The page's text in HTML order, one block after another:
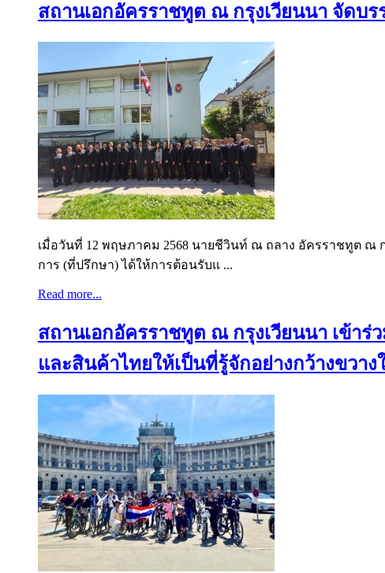
สถานเอกอัครราชทูต ณ กรุงเวียนนา จัดบ
เมื่อวันที่ 12 พฤษภาคม 2568 นายชีวินท์ ณ ถลาง อัครราชทูต ณ
การ (ที่ปรึกษา) ได้ให้การต้อนรับแ ...
Read more...
สถานเอกอัครราชทูต ณ กรุงเวียนนา เข้าร่
และสินค้าไทยให้เป็นที่รู้จักอย่างกว้างขวาง